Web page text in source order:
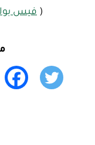
( فيس